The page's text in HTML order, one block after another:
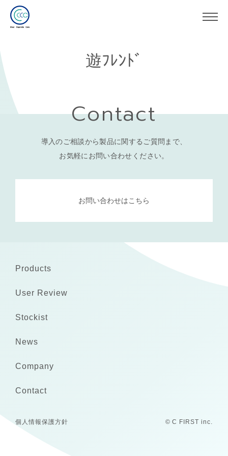
遊ﾌﾚﾝﾄﾞ
Contact
導入のご相談から製品に関するご質問まで、
お気軽にお問い合わせください。
お問い合わせはこちら
Products
User Review
Stockist
News
Company
Contact
個人情報保護方針 © C FIRST inc.